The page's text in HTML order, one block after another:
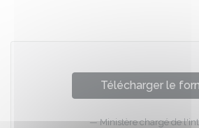
Télécharger le
Ministère chargé de